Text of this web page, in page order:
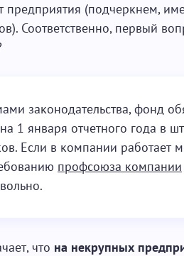
(подчеркнем,
Соответственно, первый
законодательства, фонд
1 января отчетного года в
Если в компании работает
профсоюза компании
что на некрупных